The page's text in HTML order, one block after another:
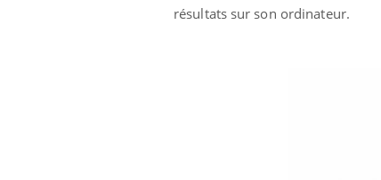
résultats sur son ordinateur.